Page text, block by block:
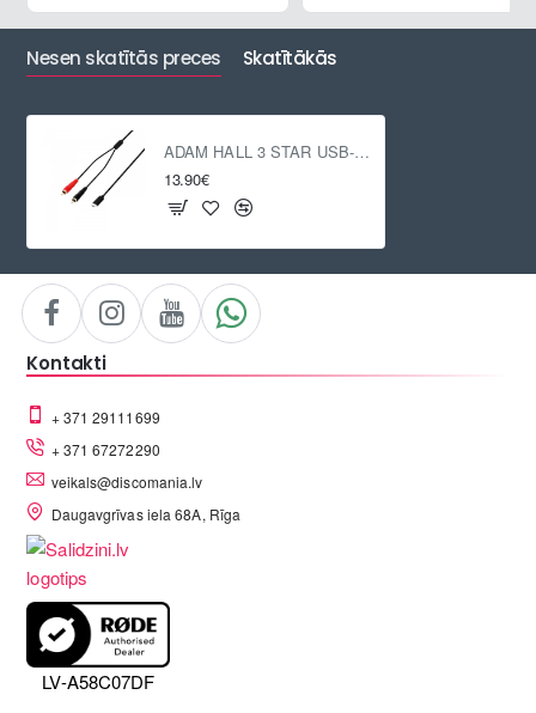
Nesen skatītās preces Skatītākās
ADAM HALL 3 STAR USB-C / 2 x RCA, 1.5m
13.90€
Kontakti
+ 371 29111699
+ 371 67272290
veikals@discomania.lv
Daugavgrīvas iela 68A, Rīga
LV-A58C07DF